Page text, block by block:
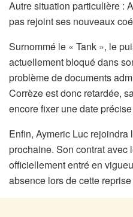
Autre situation particulière :
pas rejoint ses nouveaux
Surnommé le « Tank », le
actuellement bloqué dans
problème de documents
Corrèze est donc retardée,
encore fixer une date
Enfin, Aymeric Luc
prochaine. Son contrat avec
officiellement entré en
absence lors de cette